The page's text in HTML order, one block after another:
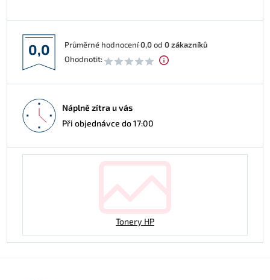
0,0 Průměrné hodnocení0,0od 0zákazníků
Ohodnotit:
Náplně zítra u vás
Při objednávce do 17:00
Tonery HP